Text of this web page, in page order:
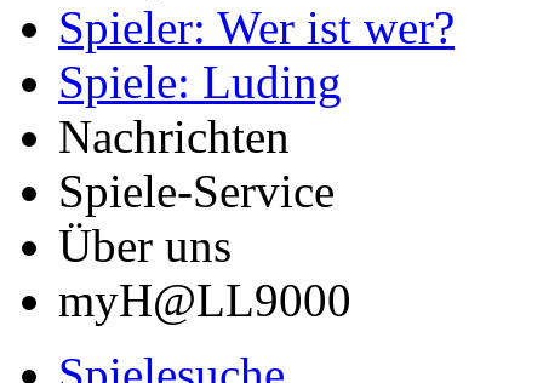
Spieler: Wer ist wer?
Spiele: Luding
Nachrichten
Spiele-Service
Über uns
myH@LL9000